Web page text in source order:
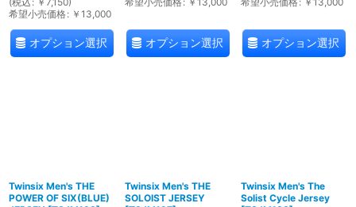
希望小売価格: ￥ 13,000
オプション選択 オプション選択 オプション選択
Twinsix Men's THE
POWER OF SIX(BLUE)
Twinsix Men's THE
SOLOIST JERSEY
Twinsix Men's The
Solist Cycle Jersey